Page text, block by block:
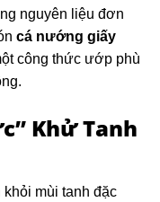
nguyên liệu đơn
cá nướng giấy
công thức ướp phù
Khử Tanh
mùi tanh đặc